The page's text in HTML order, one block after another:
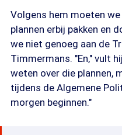
Volgens hem moeten
plannen erbij pakken en
we niet genoeg aan de
Timmermans. "En," vult
weten over die plannen,
tijdens de Algemene
morgen beginnen."